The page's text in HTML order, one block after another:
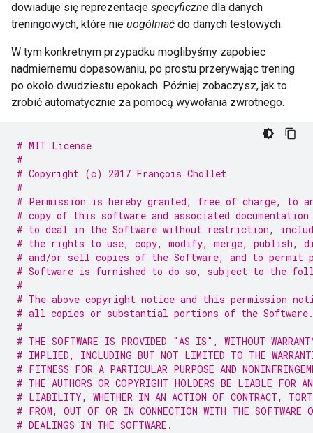
dowiaduje się reprezentacje specyficzne dla danych
treningowych, które nie uogólniać do danych testowych.
W tym konkretnym przypadku moglibyśmy zapobiec
nadmiernemu dopasowaniu, po prostu przerywając trening
po około dwudziestu epokach. Później zobaczysz, jak to
zrobić automatycznie za pomocą wywołania zwrotnego.
# MIT License
#
# Copyright (c) 2017 François Chollet
#
# Permission is hereby granted, free of charge, to
# copy of this software and associated
# to deal in the Software without restriction,
# the rights to use, copy, modify, merge, publish,
# and/or sell copies of the Software, and to permit
# Software is furnished to do so, subject to the
#
# The above copyright notice and this permission
# all copies or substantial portions of the Software.
#
# THE SOFTWARE IS PROVIDED "AS IS", WITHOUT
# IMPLIED, INCLUDING BUT NOT LIMITED TO THE
# FITNESS FOR A PARTICULAR PURPOSE AND
# THE AUTHORS OR COPYRIGHT HOLDERS BE LIABLE FOR
# LIABILITY, WHETHER IN AN ACTION OF CONTRACT,
# FROM, OUT OF OR IN CONNECTION WITH THE SOFTWARE
# DEALINGS IN THE SOFTWARE.